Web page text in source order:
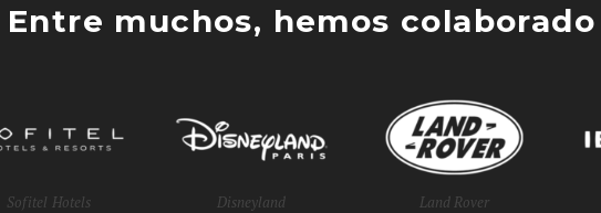
Entre muchos, hemos colaborado
Sofitel Hotels Disneyland Land Rover